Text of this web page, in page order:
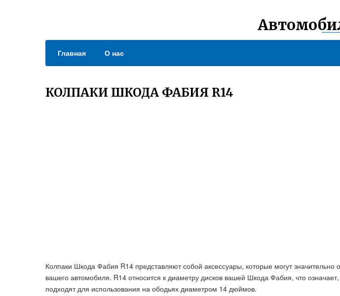
Главная О нас
КОЛПАКИ ШКОДА ФАБИЯ R14
Колпаки Шкода Фабия R14 представляют собой аксессуары, которые могут значительно
вашего автомобиля. R14 относится к диаметру дисков вашей Шкода Фабия, что
подходят для использования на ободьях диаметром 14 дюймов.